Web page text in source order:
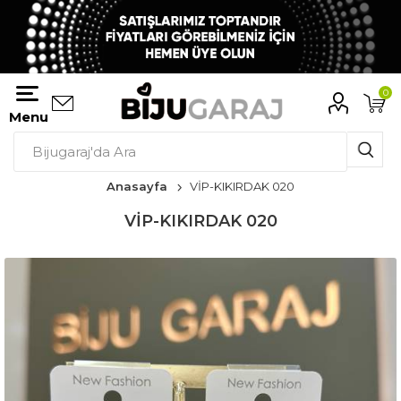
Menu
0
Anasayfa VİP-KIKIRDAK 020
VİP-KIKIRDAK 020